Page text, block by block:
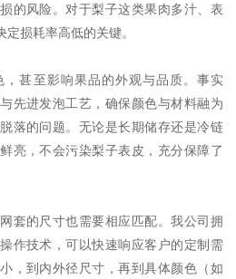
的风险。对于梨子这类果肉多汁、表
损耗率高低的关键。
甚至影响果品的外观与品质。事实
先进发泡工艺，确保颜色与材料融为
落的问题。无论是长期储存还是冷链
亮，不会污染梨子表皮，充分保障了
套的尺寸也需要相应匹配。我公司拥
作技术，可以快速响应客户的定制需
，到内外径尺寸，再到具体颜色（如